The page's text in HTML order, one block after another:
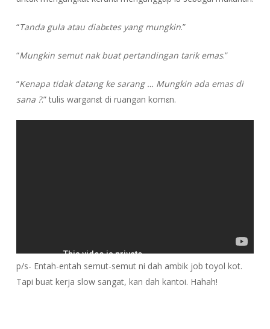
“Tanda gula atau diabɛtes yang mungkin.”
“Mungkin semut nak buat pertandingan tarik emas.”
“Kenapa tidak datang ke sarang … Mungkin ada emas di
sana ?.” tulis warganɛt di ruangan komɛn.
p/s- Entah-entah semut-semut ni dah ambik job toyol kot.
Tapi buat kerja slow sangat, kan dah kantoi. Hahah!